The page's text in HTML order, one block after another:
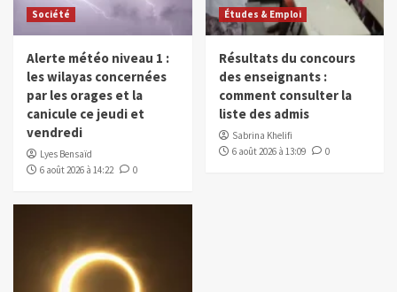
Société
Alerte météo niveau 1 :
les wilayas concernées
par les orages et la
canicule ce jeudi et
vendredi
Lyes Bensaïd
6 août 2026 à 14:22
0
Études & Emploi
Résultats du concours
des enseignants :
comment consulter la
liste des admis
Sabrina Khelifi
6 août 2026 à 13:09
0